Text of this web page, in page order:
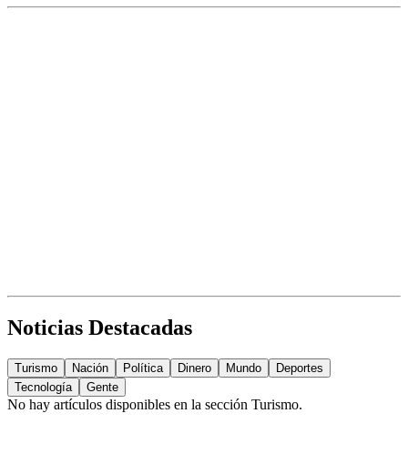
Noticias Destacadas
Turismo Nación Política Dinero Mundo
Deportes
Tecnología
Gente
No hay artículos disponibles en la sección Turismo.